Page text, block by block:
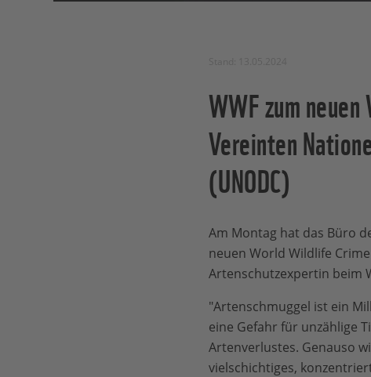
WWF zum
Vereinten
(UNODC)
Am Montag hat das Büro
neuen World Wildlife
Artenschutzexpertin beim
"Artenschmuggel ist ein
eine Gefahr für unzählige
Artenverlustes. Genauso
vielschichtiges,